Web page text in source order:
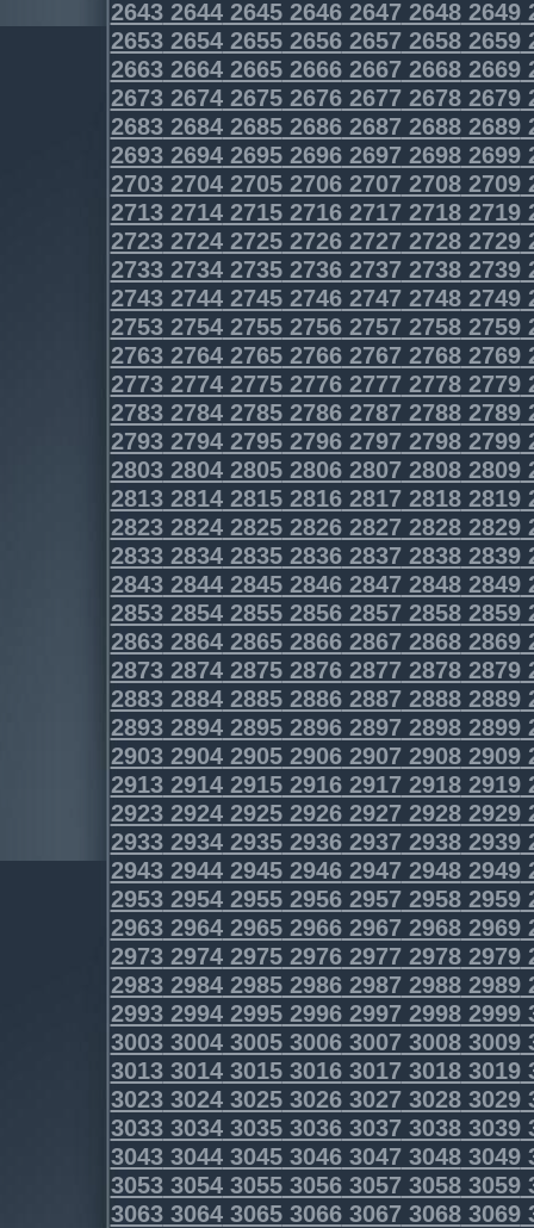
2643264426452646264726482649
2653265426552656265726582659
2663266426652666266726682669
2673267426752676267726782679
2683268426852686268726882689
2693269426952696269726982699
2703270427052706270727082709
2713271427152716271727182719
2723272427252726272727282729
2733273427352736273727382739
2743274427452746274727482749
2753275427552756275727582759
2763276427652766276727682769
2773277427752776277727782779
2783278427852786278727882789
2793279427952796279727982799
2803280428052806280728082809
2813281428152816281728182819
2823282428252826282728282829
2833283428352836283728382839
2843284428452846284728482849
2853285428552856285728582859
2863286428652866286728682869
2873287428752876287728782879
2883288428852886288728882889
2893289428952896289728982899
2903290429052906290729082909
2913291429152916291729182919
2923292429252926292729282929
2933293429352936293729382939
2943294429452946294729482949
2953295429552956295729582959
2963296429652966296729682969
2973297429752976297729782979
2983298429852986298729882989
2993299429952996299729982999
3003300430053006300730083009
3013301430153016301730183019
3023302430253026302730283029
3033303430353036303730383039
3043304430453046304730483049
3053305430553056305730583059
3063306430653066306730683069